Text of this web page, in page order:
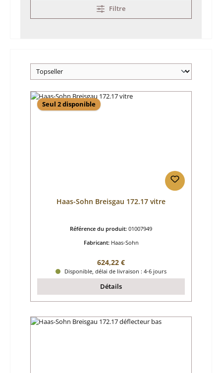
Filtre
Seul 2 disponible
Haas-Sohn Breisgau 172.17 vitre
Référence du produit: 01007949
Fabricant: Haas-Sohn
Prix régulier :
624,22 €
Disponible, délai de livraison : 4-6 jours
Détails